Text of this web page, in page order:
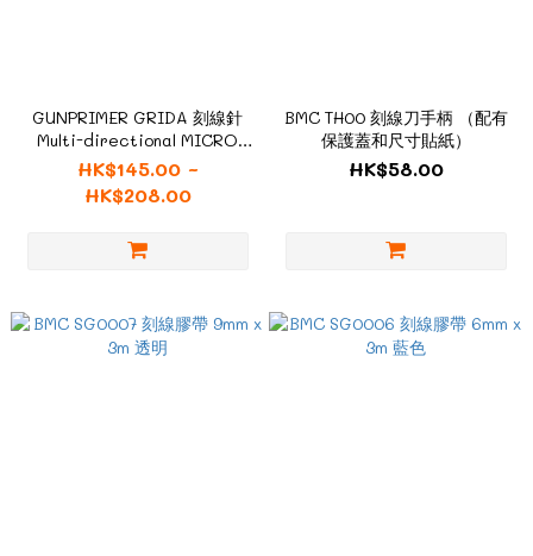
GUNPRIMER GRIDA 刻線針
Multi-directional MICRO
CHISEL G05-S-3
HK$145.00 ~
HK$208.00
BMC TH00 刻線刀手柄 （配有
保護蓋和尺寸貼紙）
HK$58.00